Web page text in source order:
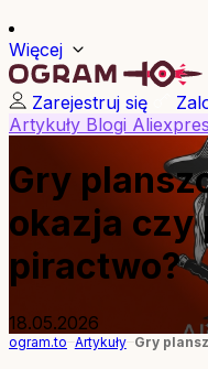
Więcej
Zarejestruj się
Artykuły Blogi
Gry
okazja czy
piractwo?
18.05.2026
ogram.to Artykuły Gry